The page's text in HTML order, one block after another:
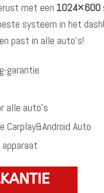
met een 1024×600
systeem in het
past in alle auto’s!
garantie
alle auto’s
Carplay&Android Auto